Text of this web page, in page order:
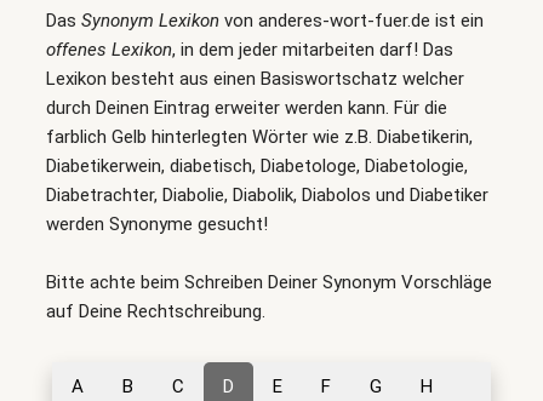
Das Synonym Lexikonvon anderes-wort-fuer.de ist ein
offenes Lexikon, in dem jeder mitarbeiten darf! Das
Lexikon besteht aus einen Basiswortschatz welcher
durch Deinen Eintrag erweiter werden kann. Für die
farblich Gelb hinterlegten Wörter wie z.B. Diabetikerin,
Diabetikerwein, diabetisch, Diabetologe, Diabetologie,
Diabetrachter, Diabolie, Diabolik, Diabolos und Diabetiker
werden Synonyme gesucht!
Bitte achte beim Schreiben Deiner Synonym Vorschläge
auf Deine Rechtschreibung.
A B C D E F G H